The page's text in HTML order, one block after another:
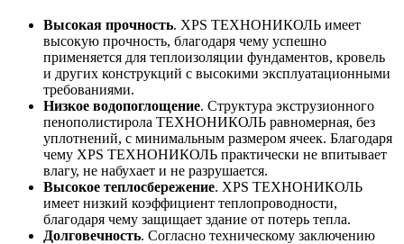
Высокая прочность. XPS ТЕХНОНИКОЛЬ имеет
высокую прочность, благодаря чему успешно
применяется для теплоизоляции фундаментов, кровель
и других конструкций с высокими эксплуатационными
требованиями.
Низкое водопоглощение. Структура экструзионного
пенополистирола ТЕХНОНИКОЛЬ равномерная, без
уплотнений, с минимальным размером ячеек. Благодаря
чему XPS ТЕХНОНИКОЛЬ практически не впитывает
влагу, не набухает и не разрушается.
Высокое теплосбережение. XPS ТЕХНОНИКОЛЬ
имеет низкий коэффициент теплопроводности,
благодаря чему защищает здание от потерь тепла.
Долговечность. Согласно техническому заключению